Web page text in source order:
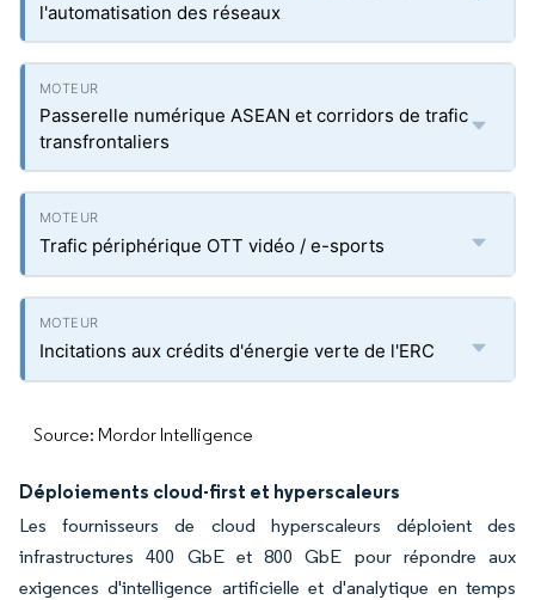
l'automatisation des réseaux
Passerelle numérique ASEAN et corridors de trafic
transfrontaliers
Trafic périphérique OTT vidéo / e-sports
Incitations aux crédits d'énergie verte de l'ERC
Source: Mordor Intelligence
Déploiements cloud-first et hyperscaleurs
Les fournisseurs de cloud hyperscaleurs déploient des
infrastructures 400 GbE et 800 GbE pour répondre aux
exigences d'intelligence artificielle et d'analytique en temps